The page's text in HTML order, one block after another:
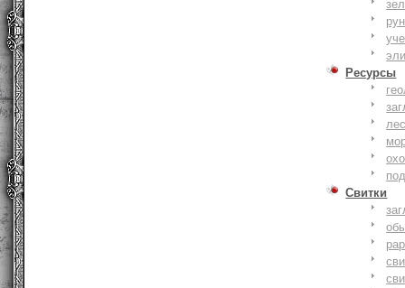
Ресурсы
Свитки